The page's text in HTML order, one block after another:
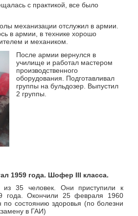
с практикой, все было
механизации отслужил в армии.
в армии, в технике хорошо
и механиком.
После армии вернулся в
училище и работал мастером
производственного
оборудования. Подготавливал
группы на бульдозер. Выпустил
2 группы.
1959 года. Шофер III класса.
35 человек. Они приступили к
года. Окончили 25 февраля 1960
по состоянию здоровья (по болезни
в ГАИ)